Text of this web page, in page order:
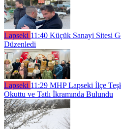
Lapseki 11:40 Küçük Sanayi Sitesi
Düzenledi
Lapseki 11:29 MHP Lapseki İlçe
Okuttu ve Tatlı İkramında Bulundu